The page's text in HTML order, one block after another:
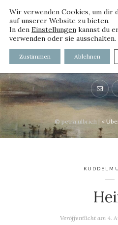
voller worte -
© petra ulbrich | <
Veröffentlicht am 4.
Wir verwenden Cookies, um dir
auf unserer Website zu bieten.
In den Einstellungen kannst du
verwenden oder sie ausschalten.
Zustimmen Ablehnen